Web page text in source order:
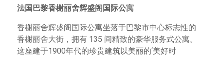
法国巴黎香榭丽舍辉盛阁国际公寓
香榭丽舍辉盛阁国际公寓坐落于巴黎市中心标志性的
香榭丽舍大街，拥有 135 间精致的豪华服务式公寓。
这座建于1900年代的珍贵建筑以美丽的‘美好时